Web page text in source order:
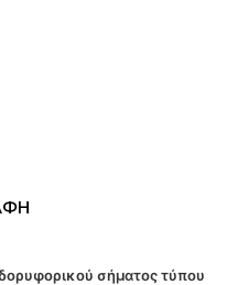
σήματος τύπου